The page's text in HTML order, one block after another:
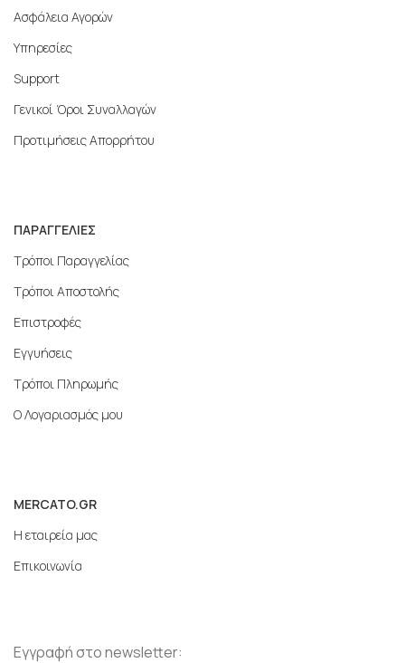
Ασφάλεια Αγορών
Υπηρεσίες
Support
Γενικοί Όροι Συναλλαγών
Προτιμήσεις Απορρήτου
ΠΑΡΑΓΓΕΛΙΕΣ
Τρόποι Παραγγελίας
Τρόποι Αποστολής
Επιστροφές
Εγγυήσεις
Τρόποι Πληρωμής
Ο Λογαριασμός μου
MERCATO.GR
Η εταιρεία μας
Επικοινωνία
Εγγραφή στο newsletter: